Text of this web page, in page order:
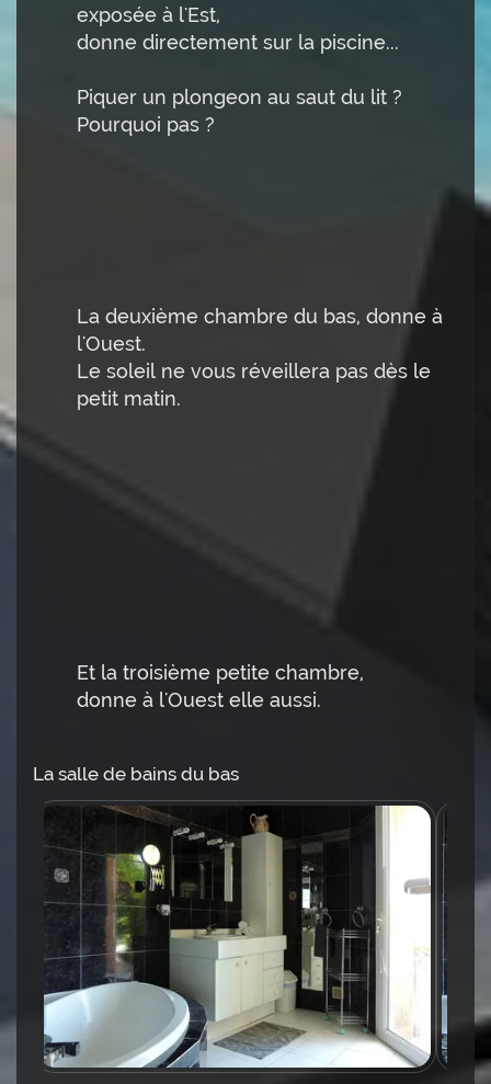
exposée à l'Est,
donne directement sur la piscine...
Piquer un plongeon au saut du lit ?
Pourquoi pas ?
La deuxième chambre du bas, donne à
l'Ouest.
Le soleil ne vous réveillera pas dès le
petit matin.
Et la troisième petite chambre,
donne à l'Ouest elle aussi.
La salle de bains du bas